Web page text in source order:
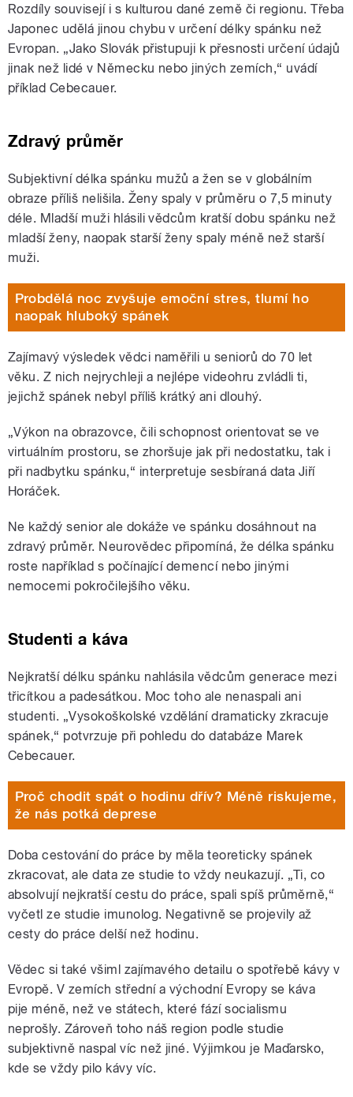
Rozdíly souvisejí i s kulturou dané země či regionu. Třeba
Japonec udělá jinou chybu v určení délky spánku než
Evropan. „Jako Slovák přistupuji k přesnosti určení údajů
jinak než lidé v Německu nebo jiných zemích,“ uvádí
příklad Cebecauer.
Zdravý průměr
Subjektivní délka spánku mužů a žen se v globálním
obraze příliš nelišila. Ženy spaly v průměru o 7,5 minuty
déle. Mladší muži hlásili vědcům kratší dobu spánku než
mladší ženy, naopak starší ženy spaly méně než starší
muži.
Probdělá noc zvyšuje emoční stres, tlumí ho
naopak hluboký spánek
Zajímavý výsledek vědci naměřili u seniorů do 70 let
věku. Z nich nejrychleji a nejlépe videohru zvládli ti,
jejichž spánek nebyl příliš krátký ani dlouhý.
„Výkon na obrazovce, čili schopnost orientovat se ve
virtuálním prostoru, se zhoršuje jak při nedostatku, tak i
při nadbytku spánku,“ interpretuje sesbíraná data Jiří
Horáček.
Ne každý senior ale dokáže ve spánku dosáhnout na
zdravý průměr. Neurovědec připomíná, že délka spánku
roste například s počínající demencí nebo jinými
nemocemi pokročilejšího věku.
Studenti a káva
Nejkratší délku spánku nahlásila vědcům generace mezi
třicítkou a padesátkou. Moc toho ale nenaspali ani
studenti. „Vysokoškolské vzdělání dramaticky zkracuje
spánek,“ potvrzuje při pohledu do databáze Marek
Cebecauer.
Proč chodit spát o hodinu dřív? Méně riskujeme,
že nás potká deprese
Doba cestování do práce by měla teoreticky spánek
zkracovat, ale data ze studie to vždy neukazují. „Ti, co
absolvují nejkratší cestu do práce, spali spíš průměrně,“
vyčetl ze studie imunolog. Negativně se projevily až
cesty do práce delší než hodinu.
Vědec si také všiml zajímavého detailu o spotřebě kávy v
Evropě. V zemích střední a východní Evropy se káva
pije méně, než ve státech, které fází socialismu
neprošly. Zároveň toho náš region podle studie
subjektivně naspal víc než jiné. Výjimkou je Maďarsko,
kde se vždy pilo kávy víc.